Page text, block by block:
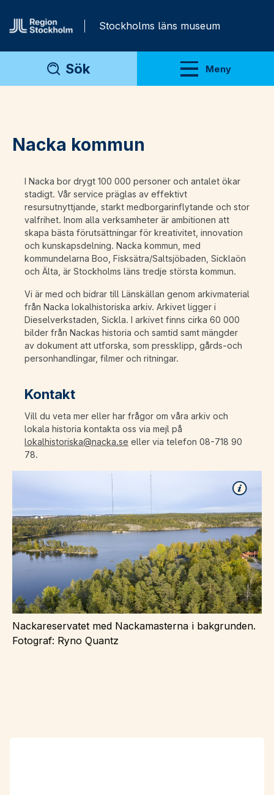
Stockholms läns museum
Sök Meny
Visa meny
Nacka kommun
I Nacka bor drygt 100 000 personer och antalet ökar
stadigt. Vår service präglas av effektivt
resursutnyttjande, starkt medborgarinflytande och stor
valfrihet. Inom alla verksamheter är ambitionen att
skapa bästa förutsättningar för kreativitet, innovation
och kunskapsdelning. Nacka kommun, med
kommundelarna Boo, Fisksätra/Saltsjöbaden, Sicklaön
och Älta, är Stockholms läns tredje största kommun.
Vi är med och bidrar till Länskällan genom arkivmaterial
från Nacka lokalhistoriska arkiv. Arkivet ligger i
Dieselverkstaden, Sickla. I arkivet finns cirka 60 000
bilder från Nackas historia och samtid samt mängder
av dokument att utforska, som pressklipp, gårds-och
personhandlingar, filmer och ritningar.
Kontakt
Vill du veta mer eller har frågor om våra arkiv och
lokala historia kontakta oss via mejl på
lokalhistoriska@nacka.se eller via telefon 08-718 90
78.
Nackareservatet med Nackamasterna i bakgrunden.
Fotograf: Ryno Quantz